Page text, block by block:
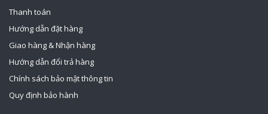
Thanh toán
Hướng dẫn đặt hàng
Giao hàng & Nhận hàng
Hướng dẫn đổi trả hàng
Chính sách bảo mật thông tin
Quy định bảo hành